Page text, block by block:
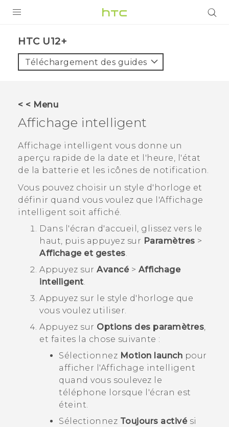
VIVE
ASSISTANCE
Appareils HTC & Accessoires
Connexion
HTC U12+‎
Téléchargement des guides
< < Menu
Affichage intelligent
Affichage intelligent vous donne un
aperçu rapide de la date et l'heure, l'état
de la batterie et les icônes de notification.
Vous pouvez choisir un style d'horloge et
définir quand vous voulez que l'Affichage
intelligent soit affiché.
Dans l'écran d'accueil , glissez vers le
haut, puis appuyez sur Paramètres >
Affichage et gestes.
Appuyez sur Avancé> Affichage
intelligent.
Appuyez sur le style d'horloge que
vous voulez utiliser.
Appuyez sur Options des paramètres,
et faites la chose suivante :
Sélectionnez Motion launch pour
afficher l'Affichage intelligent
quand vous soulevez le
téléphone lorsque l'écran est
éteint.
Sélectionnez Toujours activési